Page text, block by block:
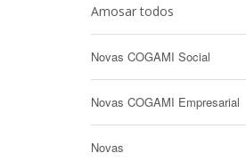
Amosar todos
Novas COGAMI Social
Novas COGAMI Empresarial
Novas